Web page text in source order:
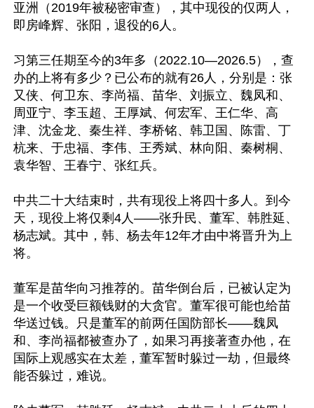
亚洲（2019年被秘密审查），其中现役的仅两人，
即房峰辉、张阳，退役的6人。
习第三任期至今的3年多（2022.10—2026.5），查
办的上将有多少？已公布的就有26人，分别是：张
又侠、何卫东、李尚福、苗华、刘振立、魏凤和、
周亚宁、李玉超、王厚斌、何宏军、王仁华、高
津、沈金龙、秦生祥、李桥铭、韩卫国、陈雷、丁
杭来、于忠福、李伟、王秀斌、林向阳、秦树桐、
袁华智、王春宁、张红兵。
中共二十大结束时，共有现役上将四十多人。到今
天，现役上将仅剩4人——张升民、董军、韩胜延、
杨志斌。其中，韩、杨去年12年才由中将晋升为上
将。
董军是苗华向习推荐的。苗华倒台后，已被认定为
是一个收受巨额钱财的大贪官。董军很可能也给苗
华送过钱。只是董军的前两任国防部长——魏凤
和、李尚福都被查办了，如果习再接著查办他，在
国际上观感实在太差，董军暂时躲过一劫，但最终
能否躲过，难说。